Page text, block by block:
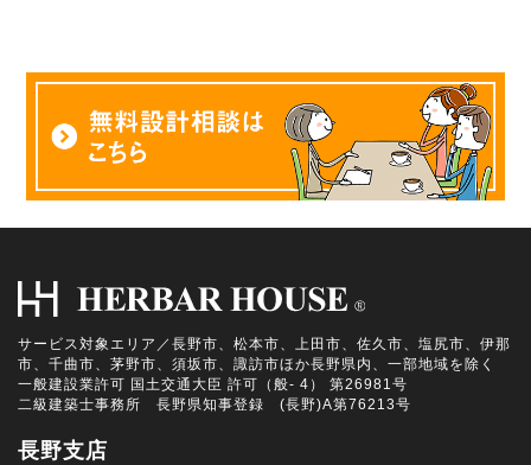
サービス対象エリア／長野市、松本市、上田市、佐久市、塩尻市、伊那
市、千曲市、茅野市、須坂市、諏訪市ほか長野県内、一部地域を除く
一般建設業許可 国土交通大臣 許可（般- 4） 第26981号
二級建築士事務所 長野県知事登録 (長野)A第76213号
長野支店